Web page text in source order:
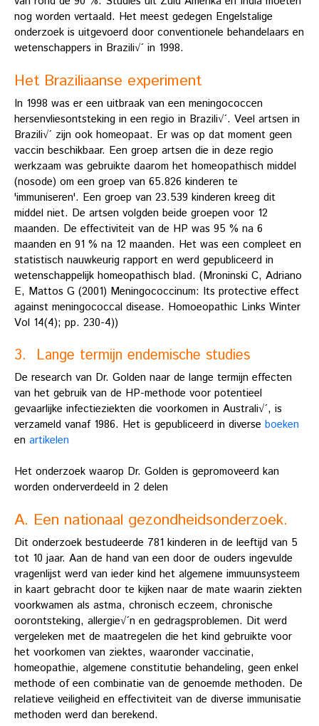
nog worden vertaald. Het meest gedegen Engelstalige
onderzoek is uitgevoerd door conventionele behandelaars en
wetenschappers in Brazili√´ in 1998.
Het Braziliaanse experiment
In 1998 was er een uitbraak van een meningococcen
hersenvliesontsteking in een regio in Brazili√´. Veel artsen in
Brazili√´ zijn ook homeopaat. Er was op dat moment geen
vaccin beschikbaar. Een groep artsen die in deze regio
werkzaam was gebruikte daarom het homeopathisch middel
(nosode) om een groep van 65.826 kinderen te
'immuniseren'. Een groep van 23.539 kinderen kreeg dit
middel niet. De artsen volgden beide groepen voor 12
maanden. De effectiviteit van de HP was 95 % na 6
maanden en 91 % na 12 maanden. Het was een compleet en
statistisch nauwkeurig rapport en werd gepubliceerd in
wetenschappelijk homeopathisch blad. (Mroninski C, Adriano
E, Mattos G (2001) Meningococcinum: Its protective effect
against meningococcal disease. Homoeopathic Links Winter
Vol 14(4); pp. 230-4))
3. Lange termijn endemische studies
De research van Dr. Golden naar de lange termijn effecten
van het gebruik van de HP-methode voor potentieel
gevaarlijke infectieziekten die voorkomen in Australi√´, is
verzameld vanaf 1986. Het is gepubliceerd in diverse boeken
en artikelen
Het onderzoek waarop Dr. Golden is gepromoveerd kan
worden onderverdeeld in 2 delen
A. Een nationaal gezondheidsonderzoek.
Dit onderzoek bestudeerde 781 kinderen in de leeftijd van 5
tot 10 jaar. Aan de hand van een door de ouders ingevulde
vragenlijst werd van ieder kind het algemene immuunsysteem
in kaart gebracht door te kijken naar de mate waarin ziekten
voorkwamen als astma, chronisch eczeem, chronische
oorontsteking, allergie√´n en gedragsproblemen. Dit werd
vergeleken met de maatregelen die het kind gebruikte voor
het voorkomen van ziektes, waaronder vaccinatie,
homeopathie, algemene constitutie behandeling, geen enkel
methode of een combinatie van de genoemde methoden. De
relatieve veiligheid en effectiviteit van de diverse immunisatie
methoden werd dan berekend.